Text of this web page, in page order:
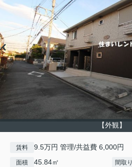
【外観】
賃料 9.5万円 管理/共益費 6,000円
面積 45.84㎡ 間取り